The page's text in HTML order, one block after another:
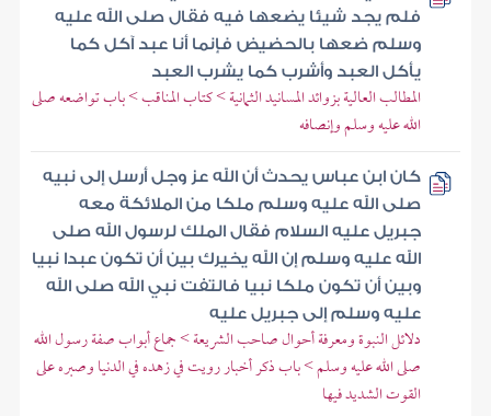
فلم يجد شيئا يضعها فيه فقال صلى الله عليه
وسلم ضعها بالحضيض فإنما أنا عبد آكل كما
يأكل العبد وأشرب كما يشرب العبد
المطالب العالية بزوائد المسانيد الثمانية > كتاب المناقب > باب تواضعه صلى
الله عليه وسلم وإنصافه
كان ابن عباس يحدث أن الله عز وجل أرسل إلى نبيه
صلى الله عليه وسلم ملكا من الملائكة معه
جبريل عليه السلام فقال الملك لرسول الله صلى
الله عليه وسلم إن الله يخيرك بين أن تكون عبدا نبيا
وبين أن تكون ملكا نبيا فالتفت نبي الله صلى الله
عليه وسلم إلى جبريل عليه
دلائل النبوة ومعرفة أحوال صاحب الشريعة > جماع أبواب صفة رسول الله
صلى الله عليه وسلم > باب ذكر أخبار رويت في زهده في الدنيا وصبره على
القوت الشديد فيها